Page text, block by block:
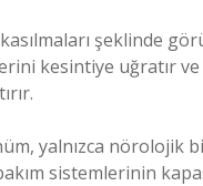
şeklinde
kesintiye uğratır ve
yalnızca nörolojik
sistemlerinin